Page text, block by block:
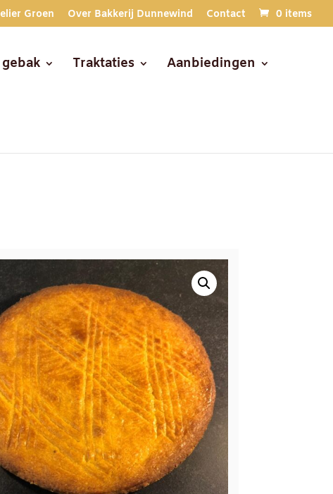
Groen Over Bakkerij Dunnewind Contact 0 items
Traktaties Aanbiedingen